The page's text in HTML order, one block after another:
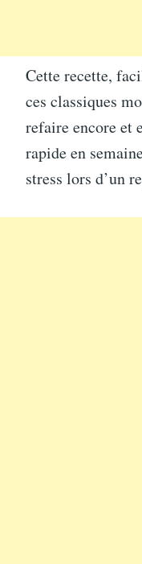
Cette recette,
ces classiques
refaire encore et
rapide en
stress lors d’un